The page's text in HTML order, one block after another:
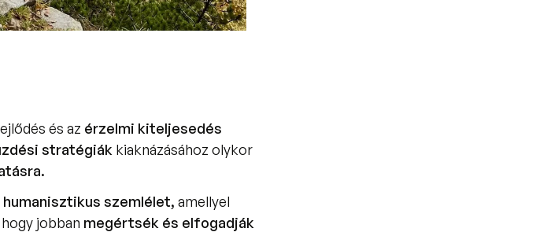
és az
stratégiák kiaknázásához olykor
humanisztikus szemlélet, amellyel
jobban megértsék és elfogadják